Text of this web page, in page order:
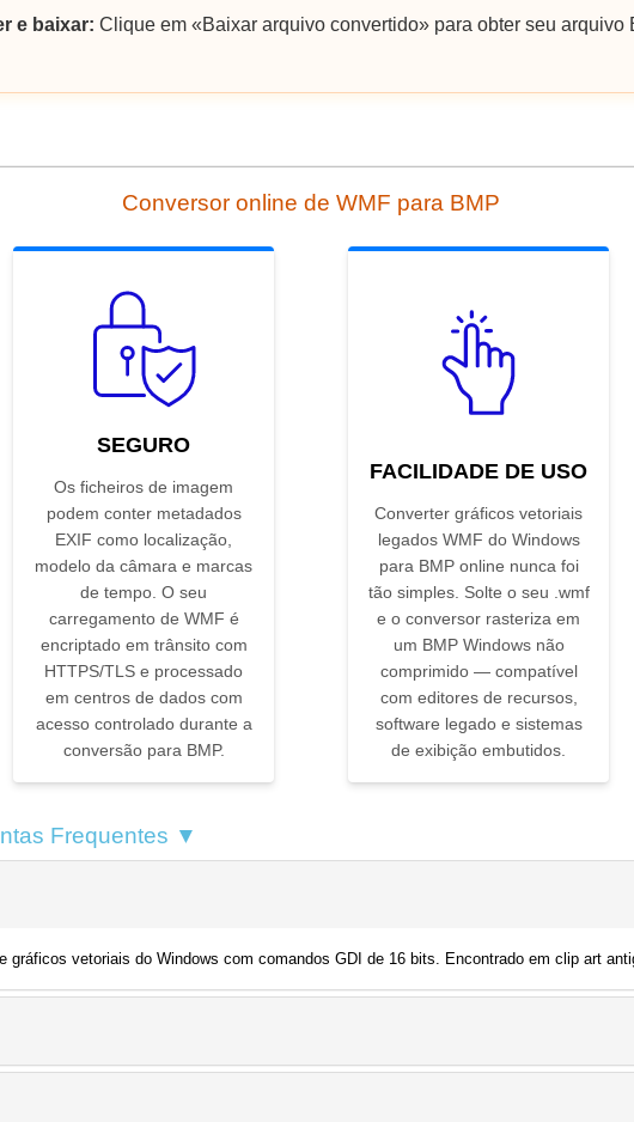
e baixar: Clique em «Baixar arquivo convertido» para obter seu arquivo
Conversor online de WMF para BMP
SEGURO
Os ficheiros de imagem
podem conter metadados
EXIF como localização,
modelo da câmara e marcas
de tempo. O seu
carregamento de WMF é
encriptado em trânsito com
HTTPS/TLS e processado
em centros de dados com
acesso controlado durante a
conversão para BMP.
FACILIDADE DE USO
Converter gráficos vetoriais
legados WMF do Windows
para BMP online nunca foi
tão simples. Solte o seu .wmf
e o conversor rasteriza em
um BMP Windows não
comprimido — compatível
com editores de recursos,
software legado e sistemas
de exibição embutidos.
Frequentes ▼
gráficos vetoriais do Windows com comandos GDI de 16 bits. Encontrado em clip art